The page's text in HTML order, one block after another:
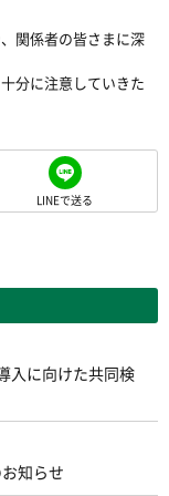
関係者の皆さまに深
分に注意していきた
LINEで送る
入に向けた共同検
知らせ